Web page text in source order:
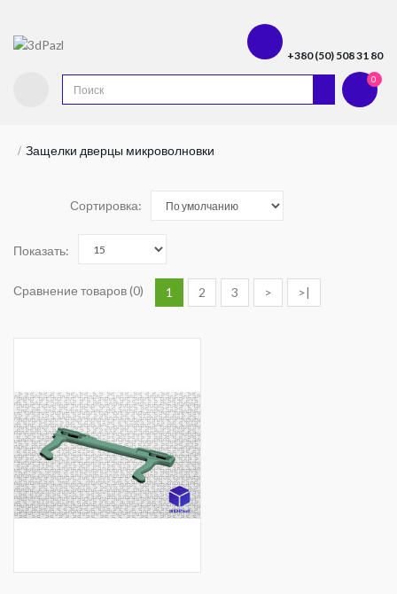
+380 (50) 508 31 80
0
Защелки дверцы микроволновки
Сортировка:
Показать:
Сравнение товаров (0) 1 2 3 > >|